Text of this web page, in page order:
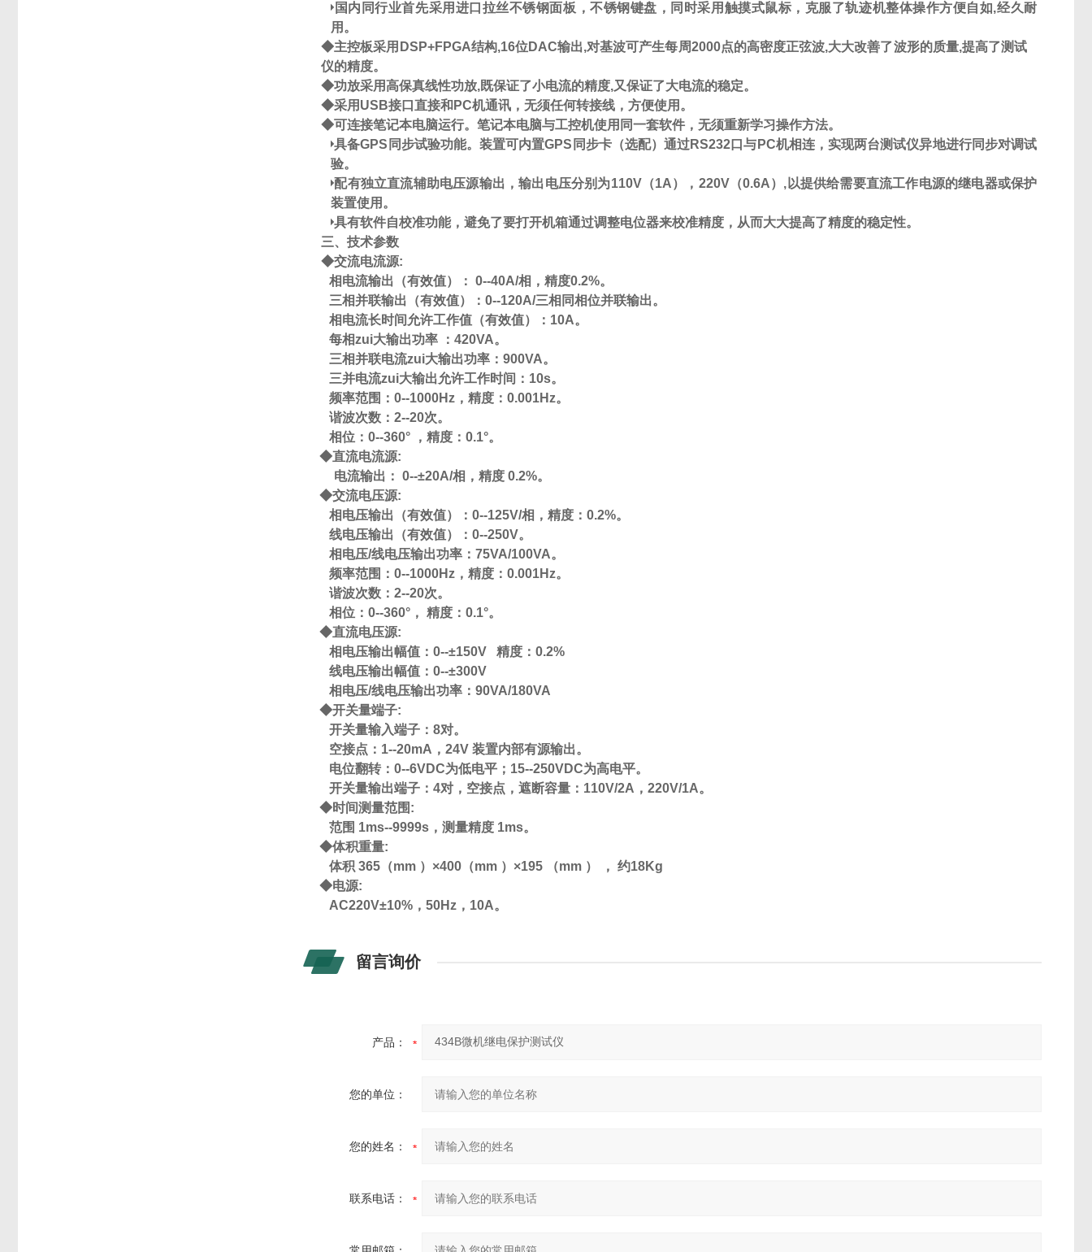
◆ 国内同行业首先采用进口拉丝不锈钢面板，不锈钢键盘，同时采用触摸式鼠标，克服了轨迹机整体操作方便自如,经久耐
用。
◆主控板采用 DSP+FPGA结构,16位DAC输出,对基波可产生每周2000点的高密度正弦波,大大改善了波形的质量,提高了测试
仪的精度。
◆功放采用高保真线性功放,既保证了小电流的精度,又保证了大电流的稳定。
◆采用 USB接口直接和 PC机通讯，无须任何转接线，方便使用。
◆可连接笔记本电脑运行。笔记本电脑与工控机使用同一套软件，无须重新学习操作方法。
◆具备GPS 同步试验功能。装置可内置GPS 同步卡（选配）通过RS232口与 PC机相连，实现两台测试仪异地进行同步对调试
验。
◆配有独立直流辅助电压源输出，输出电压分别为110V（1A）， 220V（0.6A） , 以提供给需要直流工作电源的继电器或保护
装置使用。
◆具有软件自校准功能，避免了要打开机箱通过调整电位器来校准精度，从而大大提高了精度的稳定性。
三、技术参数
◆交流电流源:
相电流输出（有效值）：0--40A/相，精度0.2%。
三相并联输出
（有效值） ：0--120A/三相同相位并联输出。
相电流长时间允许工作值 （有效值） ： 10A。
每相zui大输出功率 ：420VA。
三相并联电流zui大输出功率：900VA。
三并电流zui大输出允许工作时间： 10s。
频率范围：0--1000Hz ，精度：0.001Hz。
谐波次数：2--20次。
相位 ：0--360° ，精度：0.1°。
◆直流电流源:
电流输出： 0--±20A/相，精度 0.2%。
◆交流电压源:
相电压输出（有效值）：0--125V/相，精度：0.2%。
线电压输出（有效值）：0--250V。
相电压/线电压输出功率：75VA/100VA。
频率范围：0--1000Hz ，精度：0.001Hz。
谐波次数：2--20次。
相位 ：0--360° ， 精度：0.1°。
◆直流电压源:
相电压输出幅值：0--±150V 精度：0.2%
线电压输出幅值：0--±300V
相电压/线电压输出功率：90VA/180VA
◆开关量端子:
开关量输入端子：8对。
空接点： 1--20mA ，24V装置内部有源输出。
电位翻转：0--6VDC为低电平； 15--250VDC为高电平。
开关量输出端子：4对，空接点，遮断容量： 110V/2A ，220V/1A。
◆时间测量范围 :
范围 1ms--9999s ，测量精度 1ms。
◆体积重量:
体积365 （mm ） ×400（mm ） ×195 （mm ） ， 约18Kg
◆电源:
AC220V±10% ，50Hz ， 10A。
留言询价
产品：
您的单位：
您的姓名：
联系电话：